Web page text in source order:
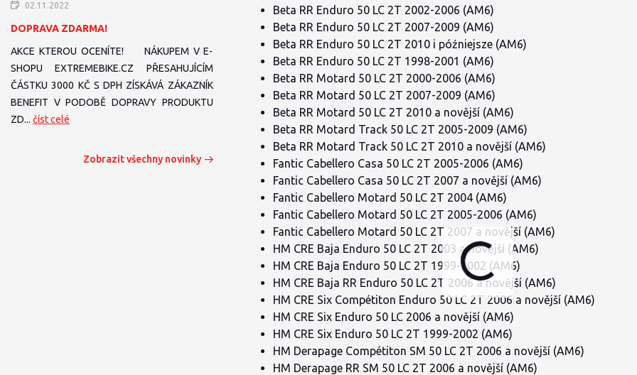
02.11.2022
DOPRAVA ZDARMA!
AKCE KTEROU OCENÍTE! NÁKUPEM V E-
SHOPU EXTREMEBIKE.CZ PŘESAHUJÍCÍM
ČÁSTKU 3000 KČ S DPH ZÍSKÁVÁ ZÁKAZNÍK
BENEFIT V PODOBĚ DOPRAVY PRODUKTU
ZD... číst celé
Zobrazit všechny novinky
Beta RR Enduro 50 LC 2T 2002-2006 (AM6)
Beta RR Enduro 50 LC 2T 2007-2009 (AM6)
Beta RR Enduro 50 LC 2T 2010 i późniejsze (AM6)
Beta RR Enduro 50 LC 2T 1998-2001 (AM6)
Beta RR Motard 50 LC 2T 2000-2006 (AM6)
Beta RR Motard 50 LC 2T 2007-2009 (AM6)
Beta RR Motard 50 LC 2T 2010 a novější (AM6)
Beta RR Motard Track 50 LC 2T 2005-2009 (AM6)
Beta RR Motard Track 50 LC 2T 2010 a novější (AM6)
Fantic Cabellero Casa 50 LC 2T 2005-2006 (AM6)
Fantic Cabellero Casa 50 LC 2T 2007 a novější (AM6)
Fantic Cabellero Motard 50 LC 2T 2004 (AM6)
Fantic Cabellero Motard 50 LC 2T 2005-2006 (AM6)
Fantic Cabellero Motard 50 LC 2T 2007 a novější (AM6)
HM CRE Baja Enduro 50 LC 2T 2003 a novější (AM6)
HM CRE Baja Enduro 50 LC 2T 1999-2002 (AM6)
HM CRE Baja RR Enduro 50 LC 2T 2006 a novější (AM6)
HM CRE Six Compétiton Enduro 50 LC 2T 2006 a novější (AM6)
HM CRE Six Enduro 50 LC 2006 a novější (AM6)
HM CRE Six Enduro 50 LC 2T 1999-2002 (AM6)
HM Derapage Compétiton SM 50 LC 2T 2006 a novější (AM6)
HM Derapage RR SM 50 LC 2T 2006 a novější (AM6)